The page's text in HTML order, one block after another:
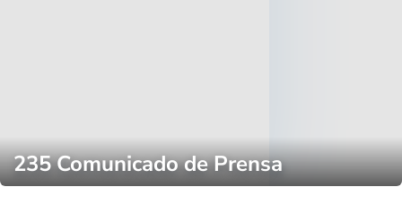
235 Comunicado de Prensa